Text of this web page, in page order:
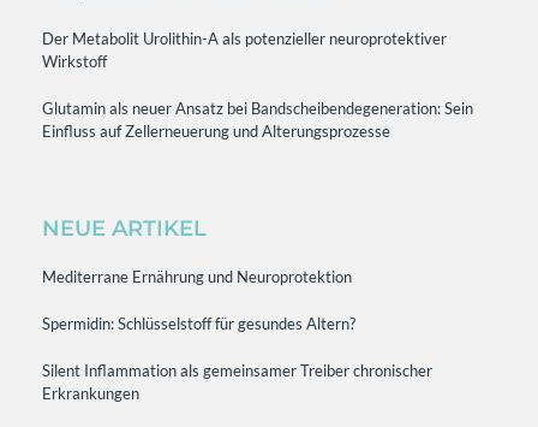
Der Metabolit Urolithin-A als potenzieller neuroprotektiver
Wirkstoff
Glutamin als neuer Ansatz bei Bandscheibendegeneration: Sein
Einfluss auf Zellerneuerung und Alterungsprozesse
NEUE ARTIKEL
Mediterrane Ernährung und Neuroprotektion
Spermidin: Schlüsselstoff für gesundes Altern?
Silent Inflammation als gemeinsamer Treiber chronischer
Erkrankungen